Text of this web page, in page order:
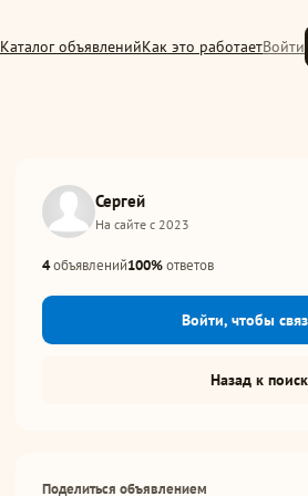
Каталог объявленийКак это работаетВойти
Сергей
На сайте с 2023
4объявлений100%ответов
Войти, чтобы
Назад к
Поделиться объявлением